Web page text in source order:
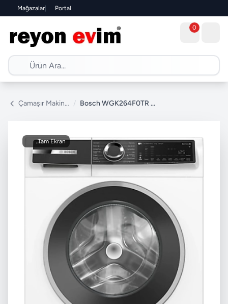
Mağazalar| Portal
0
Çamaşır Makinesi / Bosch WGK264F0TR 1400 Devir 11 kg Çamaşır Makinesi
Tam Ekran